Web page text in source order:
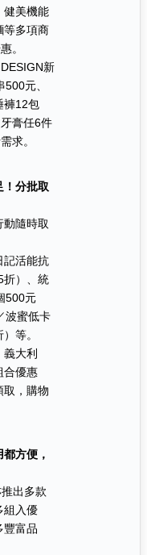
健美機能
等多項商
。
新
元、
褲12包
膏任6件
求。
！分批取
隨時取
記活能抗
折）、統
500元
波蜜低卡
等。
義大利
合優惠
取，購物
方便，
出多款
組入優
豐富品